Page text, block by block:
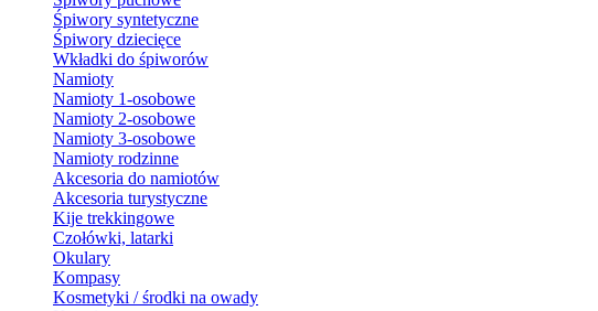
Śpiwory syntetyczne
Śpiwory dziecięce
Wkładki do śpiworów
Namioty
Namioty 1-osobowe
Namioty 2-osobowe
Namioty 3-osobowe
Namioty rodzinne
Akcesoria do namiotów
Akcesoria turystyczne
Kije trekkingowe
Czołówki, latarki
Okulary
Kompasy
Kosmetyki / środki na owady